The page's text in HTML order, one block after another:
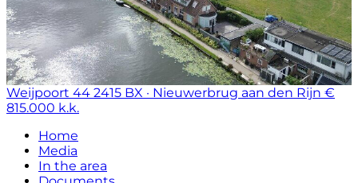
Weijpoort 44 2415 BX · Nieuwerbrug aan den Rijn €
815.000 k.k.
Home
Media
In the area